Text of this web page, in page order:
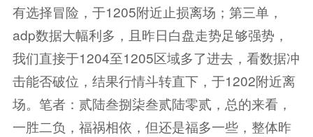
有选择冒险，于1205附近止损离场；第三单，
adp数据大幅利多，且昨日白盘走势足够强势，
我们直接于1204至1205区域多了进去，看数据冲
击能否破位，结果行情斗转直下，于1202附近离
场。笔者：贰陆叁捌柒叁贰陆零贰，总的来看，
一胜二负，福祸相依，但还是福多一些，整体昨